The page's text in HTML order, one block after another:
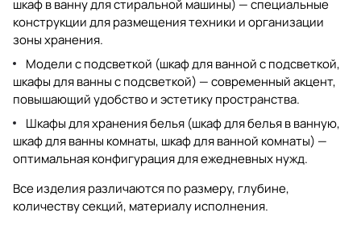
шкаф в ванну для стиральной машины) — специальные
конструкции для размещения техники и организации
зоны хранения.
Модели с подсветкой (шкаф для ванной с подсветкой,
шкафы для ванны с подсветкой) — современный акцент,
повышающий удобство и эстетику пространства.
Шкафы для хранения белья (шкаф для белья в ванную,
шкаф для ванны комнаты, шкаф для ванной комнаты) —
оптимальная конфигурация для ежедневных нужд.
Все изделия различаются по размеру, глубине,
количеству секций, материалу исполнения.